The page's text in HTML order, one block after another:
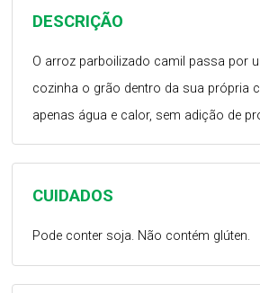
CUIDADOS
Pode conter soja. Não contém glúten.
DESCRIÇÃO
O arroz parboilizado camil passa por
cozinha o grão dentro da sua própria
apenas água e calor, sem adição de